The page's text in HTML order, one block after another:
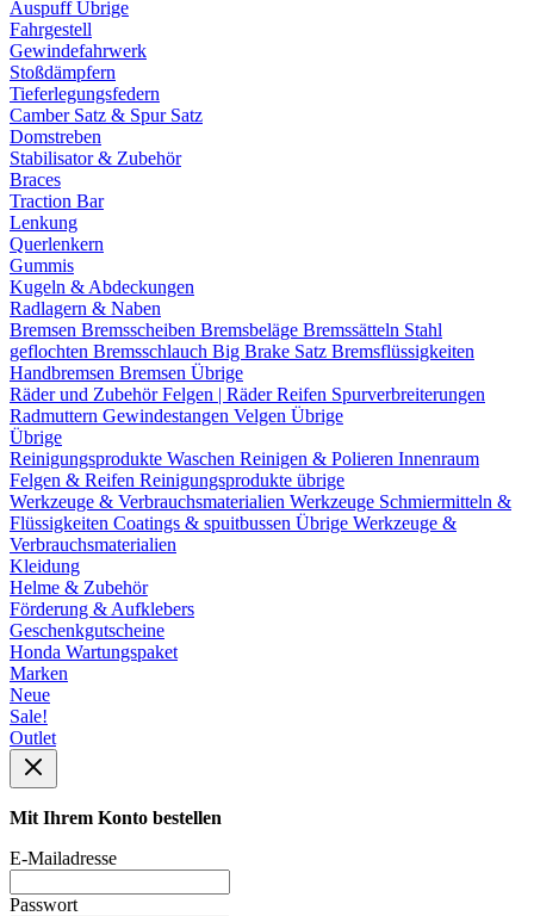
Auspuff Übrige
Fahrgestell
Gewindefahrwerk
Stoßdämpfern
Tieferlegungsfedern
Camber Satz & Spur Satz
Domstreben
Stabilisator & Zubehör
Braces
Traction Bar
Lenkung
Querlenkern
Gummis
Kugeln & Abdeckungen
Radlagern & Naben
Bremsen Bremsscheiben Bremsbeläge Bremssätteln Stahl
geflochten Bremsschlauch Big Brake Satz Bremsflüssigkeiten
Handbremsen Bremsen Übrige
Räder und ZubehörFelgen | RäderReifen Spurverbreiterungen
Radmuttern Gewindestangen Velgen Übrige
Übrige
Reinigungsprodukte Waschen Reinigen & Polieren Innenraum
Felgen & Reifen Reinigungsprodukte übrige
Werkzeuge & Verbrauchsmaterialien Werkzeuge Schmiermitteln &
Flüssigkeiten Coatings & spuitbussen Übrige Werkzeuge &
Verbrauchsmaterialien
Kleidung
Helme & Zubehör
Förderung & Aufklebers
Geschenkgutscheine
Honda Wartungspaket
Marken
Neue
Sale!
Outlet
Mit Ihrem Konto bestellen
E-Mailadresse
Passwort